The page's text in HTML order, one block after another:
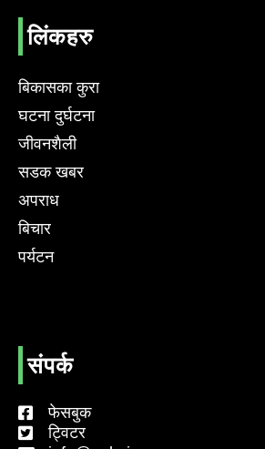
लिंकहरु
बिकासका कुरा
घटना दुर्घटना
जीवनशैली
सडक खबर
अपराध
बिचार
पर्यटन
संपर्क
फेसबुक
ट्विटर